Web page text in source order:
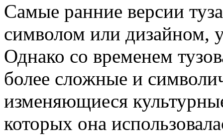
Самые ранние версии
символом или дизайном,
Однако со временем
более сложные и
изменяющиеся
которых она